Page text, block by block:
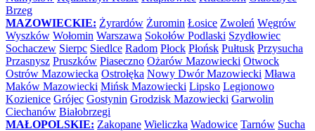
Brzeg
MAZOWIECKIE: Żyrardów Żuromin Łosice Zwoleń Węgrów
Wyszków Wołomin Warszawa Sokołów Podlaski Szydłowiec
Sochaczew Sierpc Siedlce Radom Płock Płońsk Pułtusk Przysucha
Przasnysz Pruszków Piaseczno Ożarów Mazowiecki Otwock
Ostrów Mazowiecka Ostrołęka Nowy Dwór Mazowiecki Mława
Maków Mazowiecki Mińsk Mazowiecki Lipsko Legionowo
Kozienice Grójec Gostynin Grodzisk Mazowiecki Garwolin
Ciechanów Białobrzegi
MAŁOPOLSKIE: Zakopane Wieliczka Wadowice Tarnów Sucha